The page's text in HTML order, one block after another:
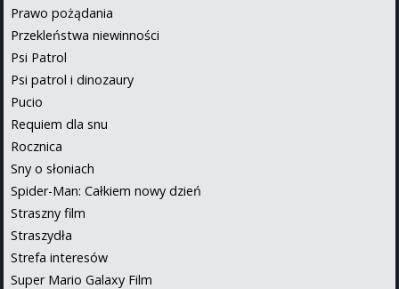
Prawo pożądania
Przekleństwa niewinności
Psi Patrol
Psi patrol i dinozaury
Pucio
Requiem dla snu
Rocznica
Sny o słoniach
Spider-Man: Całkiem nowy dzień
Straszny film
Straszydła
Strefa interesów
Super Mario Galaxy Film